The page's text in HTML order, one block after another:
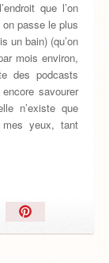
que l’on
passe le plus
un bain) (qu’on
mois environ,
des podcasts
savourer
n’existe que
yeux, tant
Épingler!